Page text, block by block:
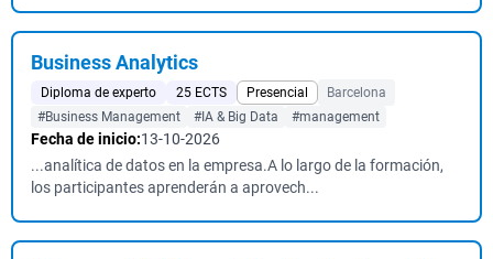
Business Analytics
Diploma de experto 25 ECTS Presencial
Barcelona
#Business Management
#IA & Big Data #management
Fecha de inicio:13-10-2026
...analítica de datos en la empresa.A lo largo de la formación,
los participantes aprenderán a aprovech...